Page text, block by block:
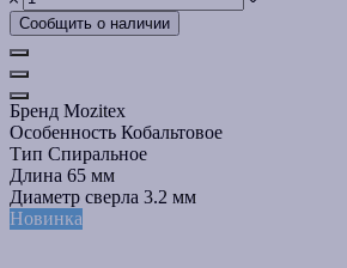
Сообщить о наличии
Бренд Mozitex
Особенность Кобальтовое
Тип Спиральное
Длина 65 мм
Диаметр сверла 3.2 мм
Новинка